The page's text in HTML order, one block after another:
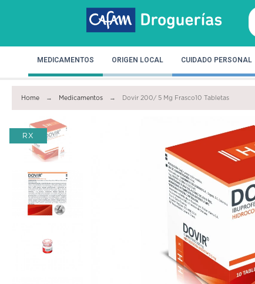
MEDICAMENTOS ORIGEN LOCAL CUIDADO PERSONAL
Home Medicamentos Dovir 200/ 5 Mg Frasco10 Tabletas
RX